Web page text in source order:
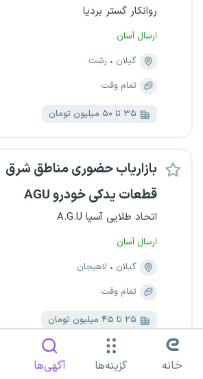
روانکار گستر بردیا
ارسال آسان
گیلان
رشت
تمام وقت
۳۵ تا ۵۰ میلیون تومان
بازاریاب حضوری مناطق شرق
قطعات یدکی خودرو AGU
اتحاد طلایی آسیا A.G.U
ارسال آسان
گیلان
لاهیجان
تمام وقت
۲۵ تا ۴۵ میلیون تومان
خانه گزینه‌ها آگهی‌ها